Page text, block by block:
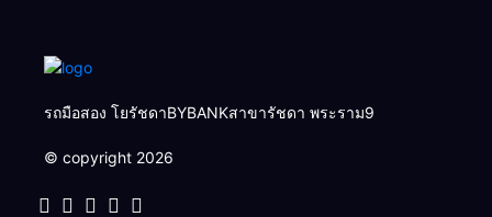
รถมือสอง โยรัชดาBYBANKสาขารัชดา พระราม9
© copyright 2026